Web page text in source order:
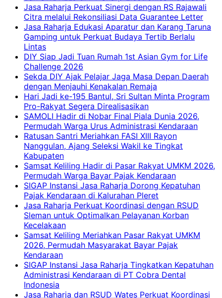
Jasa Raharja Perkuat Sinergi dengan RS Rajawali
Citra melalui Rekonsiliasi Data Guarantee Letter
Jasa Raharja Edukasi Aparatur dan Karang Taruna
Gamping untuk Perkuat Budaya Tertib Berlalu
Lintas
DIY Siap Jadi Tuan Rumah 1st Asian Gym for Life
Challenge 2026
Sekda DIY Ajak Pelajar Jaga Masa Depan Daerah
dengan Menjauhi Kenakalan Remaja
Hari Jadi ke-195 Bantul, Sri Sultan Minta Program
Pro-Rakyat Segera Direalisasikan
SAMOLI Hadir di Nobar Final Piala Dunia 2026,
Permudah Warga Urus Administrasi Kendaraan
Ratusan Santri Meriahkan FASI XIII Rayon
Nanggulan, Ajang Seleksi Wakil ke Tingkat
Kabupaten
Samsat Keliling Hadir di Pasar Rakyat UMKM 2026,
Permudah Warga Bayar Pajak Kendaraan
SIGAP Instansi Jasa Raharja Dorong Kepatuhan
Pajak Kendaraan di Kalurahan Pleret
Jasa Raharja Perkuat Koordinasi dengan RSUD
Sleman untuk Optimalkan Pelayanan Korban
Kecelakaan
Samsat Keliling Meriahkan Pasar Rakyat UMKM
2026, Permudah Masyarakat Bayar Pajak
Kendaraan
SIGAP Instansi Jasa Raharja Tingkatkan Kepatuhan
Administrasi Kendaraan di PT Cobra Dental
Indonesia
Jasa Raharja dan RSUD Wates Perkuat Koordinasi